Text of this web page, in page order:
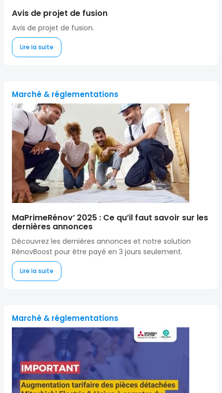
Avis de projet de fusion
Avis de projet de fusion.
Lire la suite
Marché & réglementations
MaPrimeRénov’ 2025 : Ce qu’il faut savoir sur les
dernières annonces
Découvrez les dernières annonces et notre solution
RénovBoost pour être payé en 3 jours seulement.
Lire la suite
Marché & réglementations